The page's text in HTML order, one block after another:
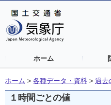
ホーム
ホーム > 各種データ・資料 > 過去
１時間ごとの値